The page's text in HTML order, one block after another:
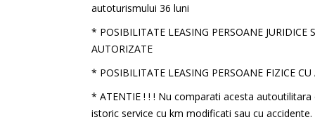
autoturismului 36 luni
* POSIBILITATE LEASING PERSOANE JURIDICE
AUTORIZATE
* POSIBILITATE LEASING PERSOANE FIZICE CU
* ATENTIE ! ! ! Nu comparati acesta
istoric service cu km modificati sau cu accidente.